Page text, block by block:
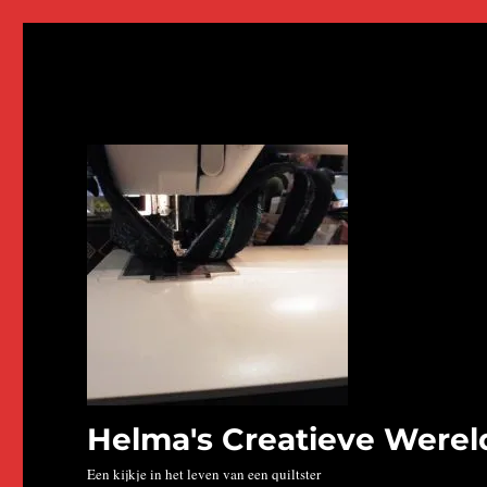
Helma's Creatieve
Een kijkje in het leven van een quiltster